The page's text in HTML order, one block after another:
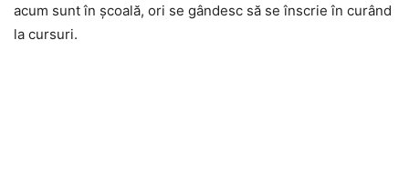
acum sunt în școală, ori se gândesc să se înscrie în curând
la cursuri.